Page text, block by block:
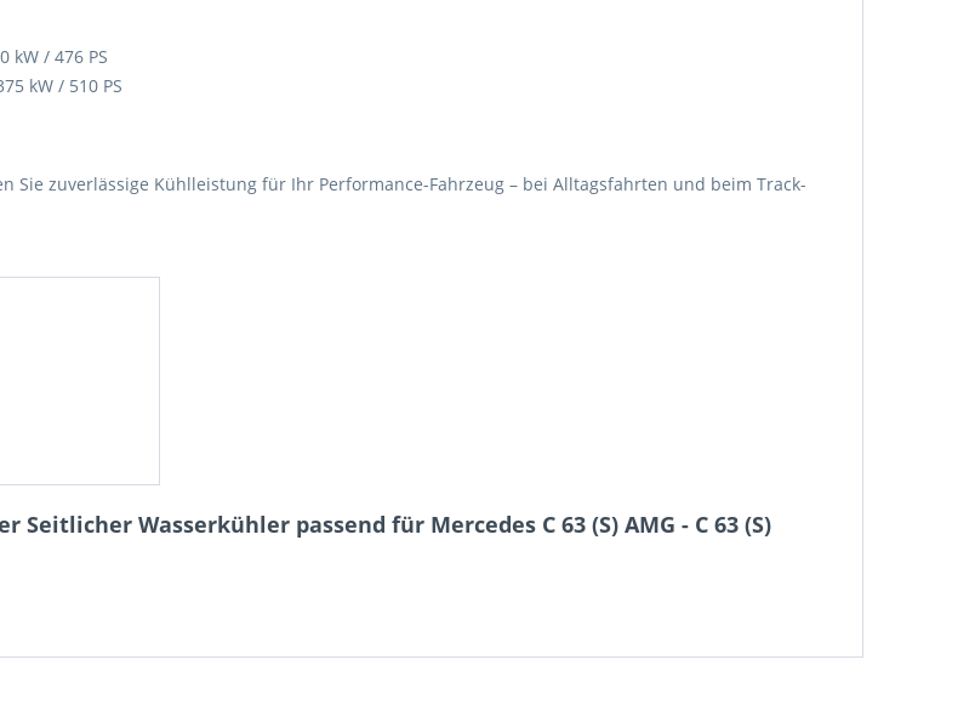
kW / 476 PS
kW / 510 PS
Sie zuverlässige Kühlleistung für Ihr Performance-Fahrzeug – bei Alltagsfahrten und beim Track-
Seitlicher Wasserkühler passend für Mercedes C 63 (S) AMG - C 63 (S)